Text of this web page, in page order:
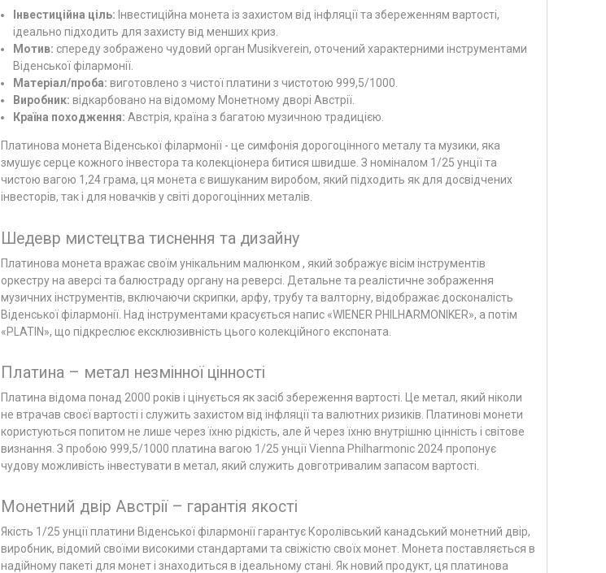
Інвестиційна ціль: Інвестиційна монета із захистом від інфляції та збереженням вартості,
ідеально підходить для захисту від менших криз.
Мотив: спереду зображено чудовий орган Musikverein, оточений характерними інструментами
Віденської філармонії.
Матеріал/проба: виготовлено з чистої платини з чистотою 999,5/1000.
Виробник: відкарбовано на відомому Монетному дворі Австрії.
Країна походження: Австрія, країна з багатою музичною традицією.
Платинова монета Віденської філармонії - це симфонія дорогоцінного металу та музики, яка
змушує серце кожного інвестора та колекціонера битися швидше. З номіналом 1/25 унції та
чистою вагою 1,24 грама, ця монета є вишуканим виробом, який підходить як для досвідчених
інвесторів, так і для новачків у світі дорогоцінних металів.
Шедевр мистецтва тиснення та дизайну
Платинова монета вражає своїм унікальним малюнком , який зображує вісім інструментів
оркестру на аверсі та балюстраду органу на реверсі. Детальне та реалістичне зображення
музичних інструментів, включаючи скрипки, арфу, трубу та валторну, відображає досконалість
Віденської філармонії. Над інструментами красується напис «WIENER PHILHARMONIKER», а потім
«PLATIN», що підкреслює ексклюзивність цього колекційного експоната.
Платина – метал незмінної цінності
Платина відома понад 2000 років і цінується як засіб збереження вартості. Це метал, який ніколи
не втрачав своєї вартості і служить захистом від інфляції та валютних ризиків. Платинові монети
користуються попитом не лише через їхню рідкість, але й через їхню внутрішню цінність і світове
визнання. З пробою 999,5/1000 платина вагою 1/25 унції Vienna Philharmonic 2024 пропонує
чудову можливість інвестувати в метал, який служить довготривалим запасом вартості.
Монетний двір Австрії – гарантія якості
Якість 1/25 унції платини Віденської філармонії гарантує Королівський канадський монетний двір,
виробник, відомий своїми високими стандартами та свіжістю своїх монет. Монета поставляється в
надійному пакеті для монет і знаходиться в ідеальному стані. Як новий продукт, ця платинова